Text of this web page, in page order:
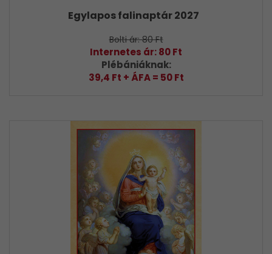
Egylapos falinaptár 2027
Bolti ár: 80 Ft
Internetes ár: 80 Ft
Plébániáknak:
39,4 Ft + ÁFA = 50 Ft